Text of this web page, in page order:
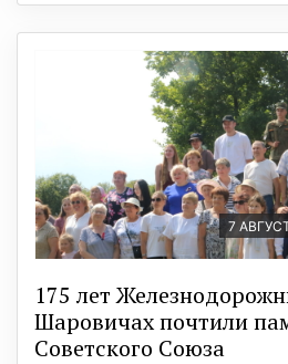
7
175 лет
Шаровичах почтили
Советского Союза